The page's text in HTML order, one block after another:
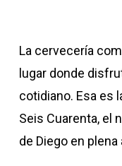
La cervecería
lugar donde
cotidiano. Esa es
Seis Cuarenta, el
de Diego en